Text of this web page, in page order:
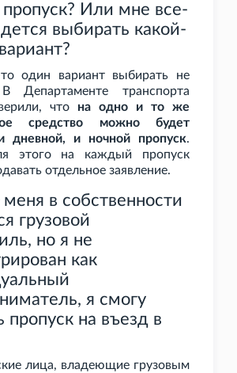
Или мне все-
выбирать какой-
то один вариант выбирать не
Департаменте транспорта
что на одно и то же
средство можно будет
дневной, и ночной пропуск.
этого на каждый пропуск
отдельное заявление.
в собственности
грузовой
но я не
как
я смогу
пропуск на въезд в
лица, владеющие грузовым